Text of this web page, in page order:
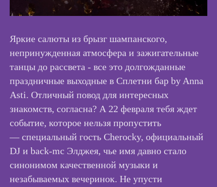
Яркие салюты из брызг шампанского,
непринужденная атмосфера и зажигательные
танцы до рассвета - все это долгожданные
праздничные выходные в Сплетни бар by Anna
Asti. Отличный повод для интересных
знакомств, согласна? А 22 февраля тебя ждет
событие, которое нельзя пропустить
— специальный гость Cherocky, официальный
DJ и back-mc Элджея, чье имя давно стало
синонимом качественной музыки и
незабываемых вечеринок. Не упусти